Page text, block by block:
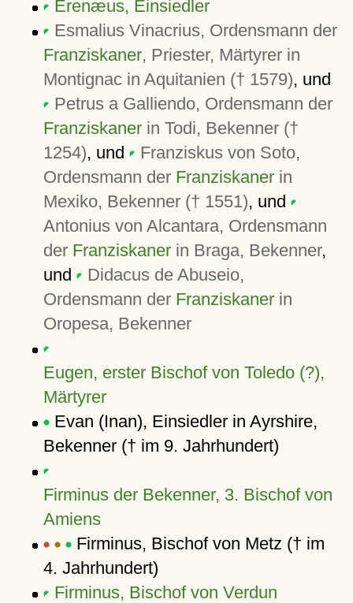
Erenæus, Einsiedler
Esmalius Vinacrius, Ordensmann der
Franziskaner, Priester, Märtyrer in
Montignac in Aquitanien († 1579), und
Petrus a Galliendo, Ordensmann der
Franziskanerin Todi, Bekenner (†
1254), und
Franziskus von Soto,
Ordensmann der Franziskanerin
Mexiko, Bekenner († 1551), und
Antonius von Alcantara, Ordensmann
der Franziskanerin Braga, Bekenner,
und
Didacus de Abuseio,
Ordensmann der Franziskanerin
Oropesa, Bekenner
Eugen, erster Bischof von Toledo (?),
Märtyrer
Evan (Inan), Einsiedler in Ayrshire,
Bekenner († im 9. Jahrhundert)
Firminus der Bekenner, 3. Bischof von
Amiens
Firminus, Bischof von Metz († im
4. Jahrhundert)
Firminus, Bischof von Verdun